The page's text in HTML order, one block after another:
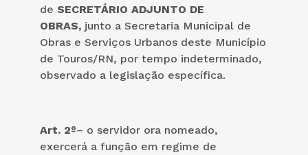
de SECRETÁRIO ADJUNTO DE
OBRAS, junto a Secretaria Municipal de
Obras e Serviços Urbanos deste Município
de Touros/RN, por tempo indeterminado,
observado a legislação específica.
Art. 2º– o servidor ora nomeado,
exercerá a função em regime de